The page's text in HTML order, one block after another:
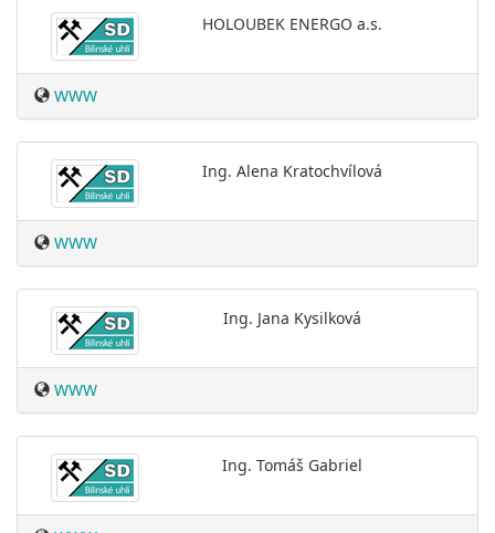
HOLOUBEK ENERGO a.s.
WWW
Ing. Alena Kratochvílová
WWW
Ing. Jana Kysilková
WWW
Ing. Tomáš Gabriel